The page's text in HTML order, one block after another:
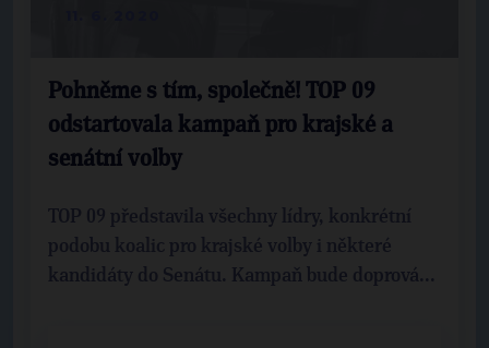
Pohněme s tím, společně! TOP 09
odstartovala kampaň pro krajské a
senátní volby
TOP 09 představila všechny lídry, konkrétní
podobu koalic pro krajské volby i některé
kandidáty do Senátu. Kampaň bude doprová...